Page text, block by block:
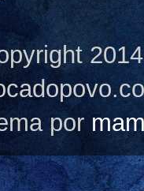
por